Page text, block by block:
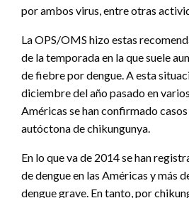
por ambos virus, entre otras
La OPS/OMS hizo estas
de la temporada en la que suele
de fiebre por dengue. A esta
diciembre del año pasado en
Américas se han confirmado
autóctona de chikungunya.
En lo que va de 2014 se han
de dengue en las Américas y más
dengue grave. En tanto, por